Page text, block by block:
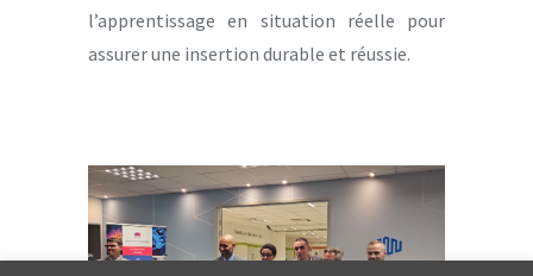
l’apprentissage en situation réelle pour
assurer une insertion durable et réussie.